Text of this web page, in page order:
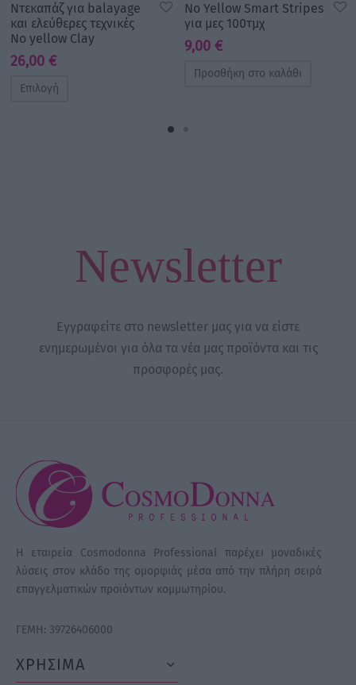
Nτεκαπάζ για balayage
και ελεύθερες τεχνικές
No yellow Clay
26,00 €
Επιλογή
No Yellow Smart Stripes
για μες 100τμχ
9,00 €
Προσθήκη στο καλάθι
Newsletter
Εγγραφείτε στο newsletter μας για να είστε
ενημερωμένοι για όλα τα νέα μας προϊόντα και τις
προσφορές μας.
Η εταιρεία Cosmodonna Professional παρέχει μοναδικές
λύσεις στον κλάδο της ομορφιάς μέσα από την πλήρη σειρά
επαγγελματικών προϊόντων κομμωτηρίου.
ΓΕΜΗ: 39726406000
ΧΡΗΣΙΜΑ